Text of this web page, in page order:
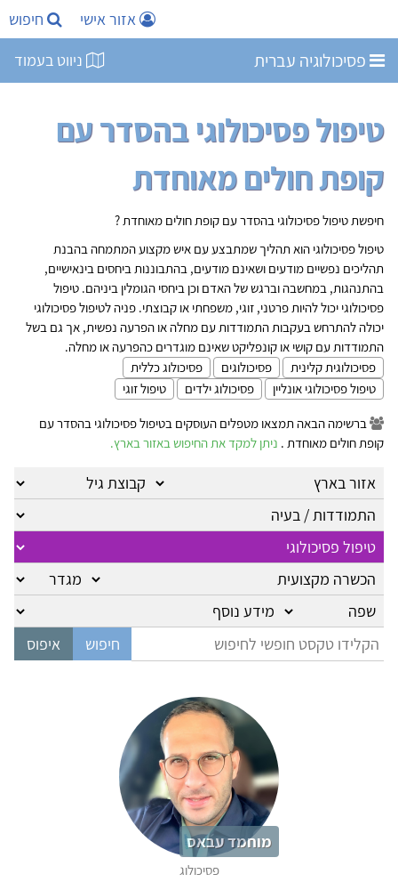
אזור אישי חיפוש
פסיכולוגיה עברית ניווט בעמוד
טיפול פסיכולוגי בהסדר עם
קופת חולים מאוחדת
חיפשת טיפול פסיכולוגי בהסדר עם קופת חולים מאוחדת ?
טיפול פסיכולוגי הוא תהליך שמתבצע עם איש מקצוע המתמחה בהבנת
תהליכים נפשיים מודעים ושאינם מודעים, בהתבוננות ביחסים בינאישיים,
בהתנהגות, במחשבה וברגש של האדם וכן ביחסי הגומלין ביניהם. טיפול
פסיכולוגי יכול להיות פרטני, זוגי, משפחתי או קבוצתי. פניה לטיפול פסיכולוגי
יכולה להתרחש בעקבות התמודדות עם מחלה או הפרעה נפשית, אך גם בשל
התמודדות עם קושי או קונפליקט שאינם מוגדרים כהפרעה או מחלה.
פסיכולוגית קלינית
פסיכולוגים
פסיכולוג כללית
טיפול פסיכולוגי אונליין
פסיכולוג ילדים טיפול זוגי
ברשימה הבאה תמצאו מטפלים העוסקים בטיפול פסיכולוגי בהסדר עם
קופת חולים מאוחדת . ניתן למקד את החיפוש באזור בארץ.
מוחמד עבאס
פסיכולוג